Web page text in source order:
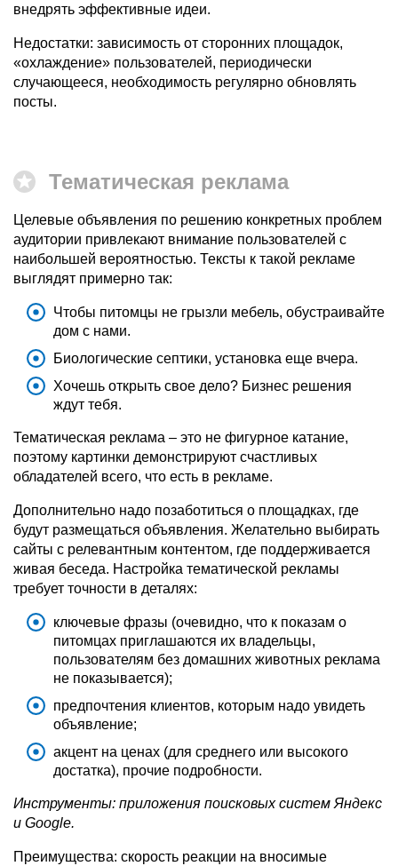
внедрять эффективные идеи.
Недостатки: зависимость от сторонних площадок,
«охлаждение» пользователей, периодически
случающееся, необходимость регулярно обновлять
посты.
Тематическая реклама
Целевые объявления по решению конкретных проблем
аудитории привлекают внимание пользователей с
наибольшей вероятностью. Тексты к такой рекламе
выглядят примерно так:
Чтобы питомцы не грызли мебель, обустраивайте
дом с нами.
Биологические септики, установка еще вчера.
Хочешь открыть свое дело? Бизнес решения
ждут тебя.
Тематическая реклама – это не фигурное катание,
поэтому картинки демонстрируют счастливых
обладателей всего, что есть в рекламе.
Дополнительно надо позаботиться о площадках, где
будут размещаться объявления. Желательно выбирать
сайты с релевантным контентом, где поддерживается
живая беседа. Настройка тематической рекламы
требует точности в деталях:
ключевые фразы (очевидно, что к показам о
питомцах приглашаются их владельцы,
пользователям без домашних животных реклама
не показывается);
предпочтения клиентов, которым надо увидеть
объявление;
акцент на ценах (для среднего или высокого
достатка), прочие подробности.
Инструменты: приложения поисковых систем Яндекс
и Google.
Преимущества: скорость реакции на вносимые